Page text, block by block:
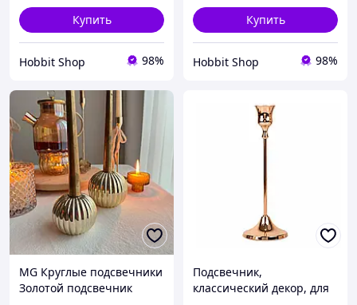
Купить
Hobbit Shop 98%
Купить
Hobbit Shop 98%
MG Круглые подсвечники
Золотой подсвечник
Подсвечник,
классический декор, для